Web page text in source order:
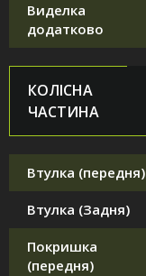
Виделка
додатково
КОЛІСНА
ЧАСТИНА
Втулка (передня)
Втулка (Задня)
Покришка
(передня)